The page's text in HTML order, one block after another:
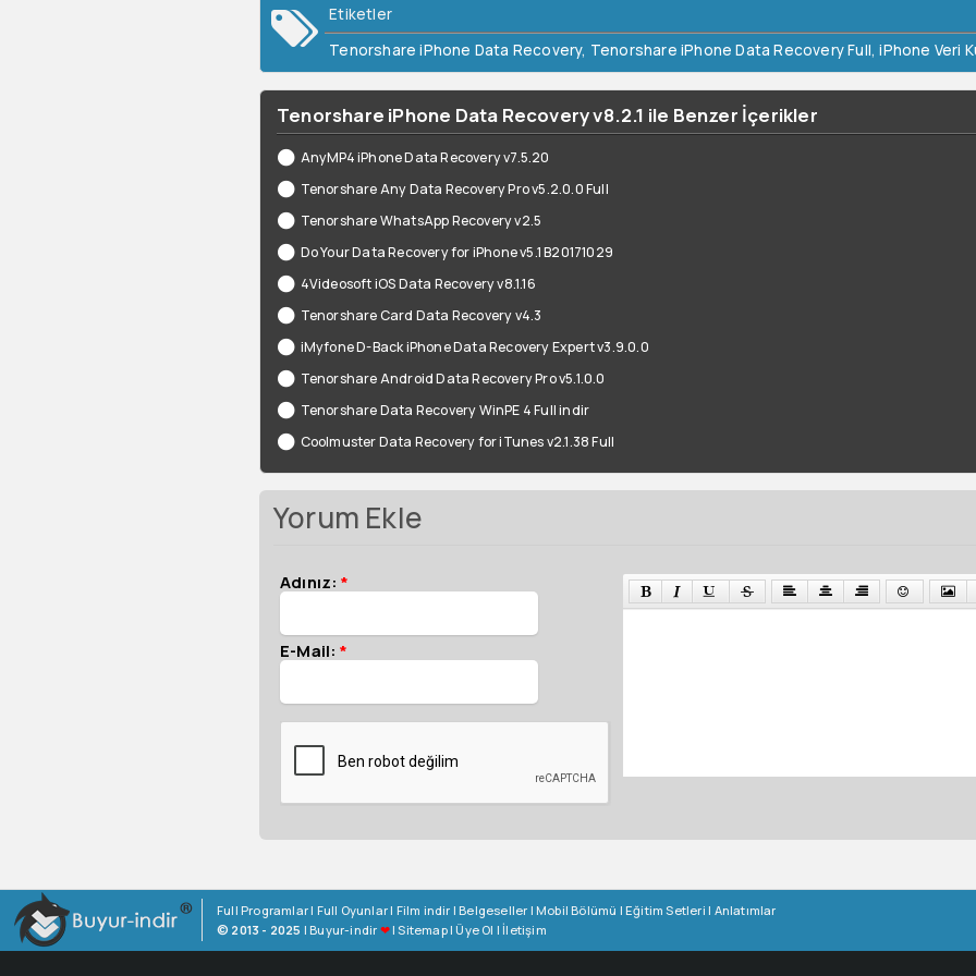
Etiketler
Tenorshare iPhone Data Recovery, Tenorshare iPhone Data Recovery Full,iPhone Veri
Tenorshare iPhone Data Recovery v8.2.1 ile Benzer İçerikler
AnyMP4 iPhone Data Recovery v7.5.20
Tenorshare Any Data Recovery Pro v5.2.0.0 Full
Tenorshare WhatsApp Recovery v2.5
Do Your Data Recovery for iPhone v5.1 B20171029
4Videosoft iOS Data Recovery v8.1.16
Tenorshare Card Data Recovery v4.3
iMyfone D-Back iPhone Data Recovery Expert v3.9.0.0
Tenorshare Android Data Recovery Pro v5.1.0.0
Tenorshare Data Recovery WinPE 4 Full indir
Coolmuster Data Recovery for iTunes v2.1.38 Full
Yorum Ekle
Adınız: *
E-Mail: *
Full Programlar| Full Oyunlar| Film indir |Belgeseller |Mobil Bölümü |Eğitim Setleri | Anlatımlar
© 2013 - 2025 |Buyur-indir ❤|Sitemap|Üye Ol | İletişim